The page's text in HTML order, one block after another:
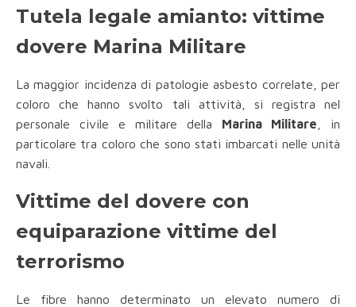
Tutela legale amianto: vittime
dovere Marina Militare
La maggior incidenza di patologie asbesto correlate, per
coloro che hanno svolto tali attività, si registra nel
personale civile e militare della Marina Militare , in
particolare tra coloro che sono stati imbarcati nelle unità
navali.
Vittime del dovere con
equiparazione vittime del
terrorismo
Le fibre hanno determinato un elevato numero di